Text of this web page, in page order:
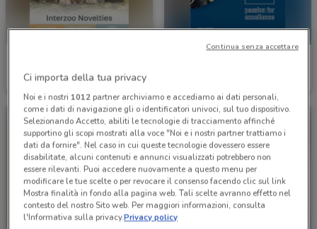
Scade il 31/12 1.1 km
Ci importa della tua privacy
Noi e i nostri 1012partner archiviamo e accediamo ai dati personali,
come i dati di navigazione gli o identificatori univoci, sul tuo dispositivo.
Selezionando Accetto, abiliti le tecnologie di tracciamento affinché
supportino gli scopi mostrati alla voce "Noi e i nostri partner trattiamo i
dati da fornire". Nel caso in cui queste tecnologie dovessero essere
disabilitate, alcuni contenuti e annunci visualizzati potrebbero non
essere rilevanti. Puoi accedere nuovamente a questo menu per
modificare le tue scelte o per revocare il consenso facendo clic sul link
Mostra finalità in fondo alla pagina web. Tali scelte avranno effetto nel
contesto del nostro Sito web. Per maggiori informazioni, consulta
l'Informativa sulla privacy.Privacy policy
Continua senza accettare